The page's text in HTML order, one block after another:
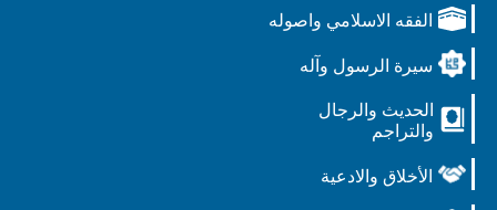
الفقه الاسلامي واصوله
سيرة الرسول وآله
الحديث والرجال
والتراجم
الأخلاق والادعية